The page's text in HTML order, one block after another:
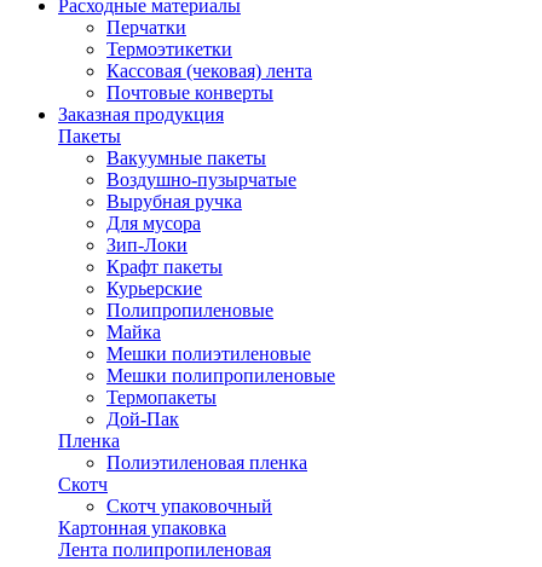
Расходные материалы
Перчатки
Термоэтикетки
Кассовая (чековая) лента
Почтовые конверты
Заказная продукция
Пакеты
Вакуумные пакеты
Воздушно-пузырчатые
Вырубная ручка
Для мусора
Зип-Локи
Крафт пакеты
Курьерские
Полипропиленовые
Майка
Мешки полиэтиленовые
Мешки полипропиленовые
Термопакеты
Дой-Пак
Пленка
Полиэтиленовая пленка
Скотч
Скотч упаковочный
Картонная упаковка
Лента полипропиленовая